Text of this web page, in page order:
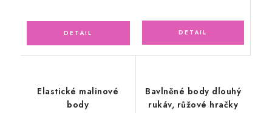
Elastické malinové
body
Bavlněné body dlouhý
rukáv, růžové hračky